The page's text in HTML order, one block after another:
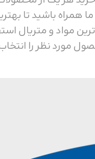
است. با مجموعه ما همراه
مواد و متریال
نظر را انتخاب